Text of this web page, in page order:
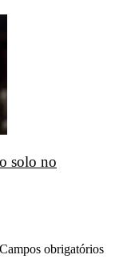
solo no
Campos obrigatórios